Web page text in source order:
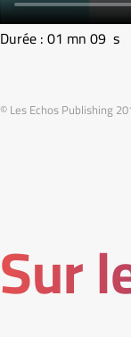
Durée : 01 mn 09 s
© Les Echos Publishing
Sur